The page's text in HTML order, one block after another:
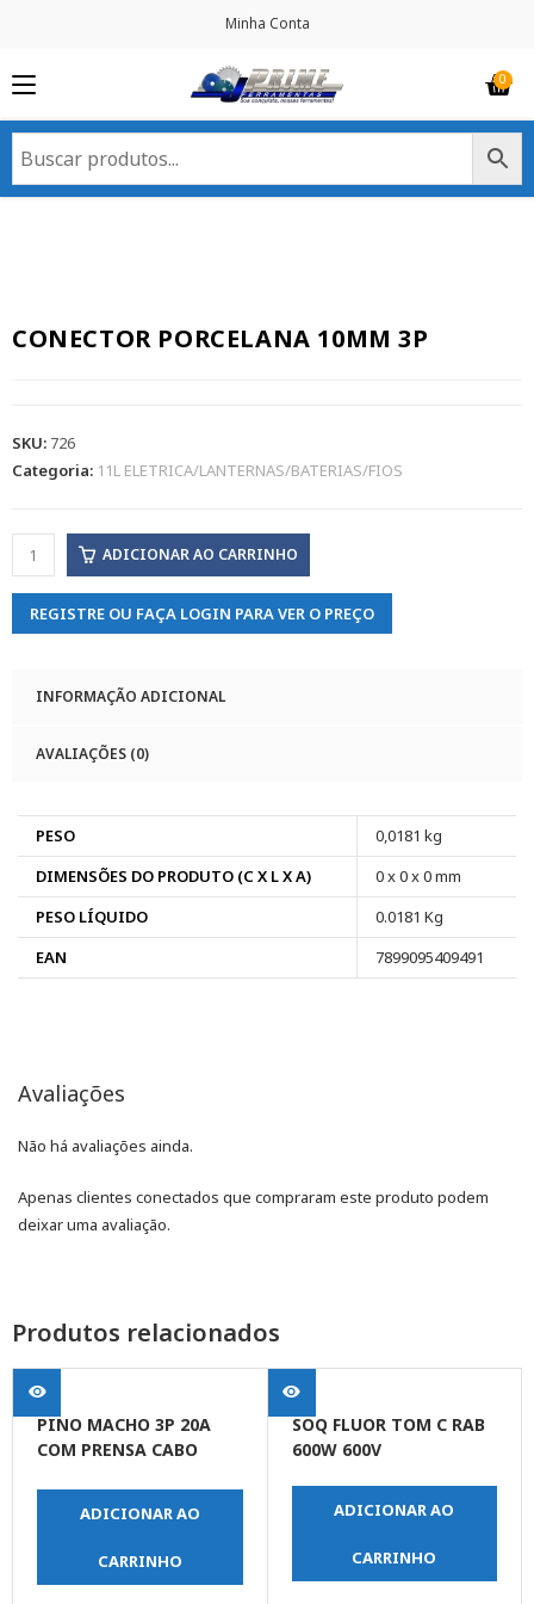
Minha Conta
CONECTOR PORCELANA 10MM 3P
SKU: 726
Categoria: 11L ELETRICA/LANTERNAS/BATERIAS/FIOS
ADICIONAR AO CARRINHO
REGISTRE OU FAÇA LOGIN PARA VER O PREÇO
INFORMAÇÃO ADICIONAL
AVALIAÇÕES (0)
PESO
0,0181 kg
DIMENSÕES DO PRODUTO (C X L X A)
0 x 0 x 0 mm
PESO LÍQUIDO
0.0181 Kg
EAN
7899095409491
Avaliações
Não há avaliações ainda.
Apenas clientes conectados que compraram este produto podem
deixar uma avaliação.
Produtos relacionados
PINO MACHO 3P 20A
COM PRENSA CABO
ADICIONAR AO
CARRINHO
SOQ FLUOR TOM C RAB
600W 600V
ADICIONAR AO
CARRINHO